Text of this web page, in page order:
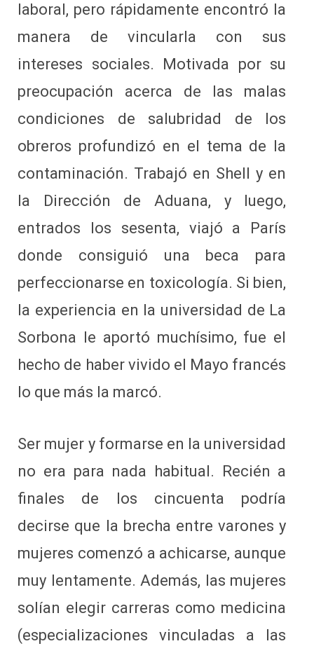
laboral, pero rápidamente encontró la
manera de vincularla con sus
intereses sociales. Motivada por su
preocupación acerca de las malas
condiciones de salubridad de los
obreros profundizó en el tema de la
contaminación. Trabajó en Shell y en
la Dirección de Aduana, y luego,
entrados los sesenta, viajó a París
donde consiguió una beca para
perfeccionarse en toxicología. Si bien,
la experiencia en la universidad de La
Sorbona le aportó muchísimo, fue el
hecho de haber vivido el Mayo francés
lo que más la marcó.
Ser mujer y formarse en la universidad
no era para nada habitual. Recién a
finales de los cincuenta podría
decirse que la brecha entre varones y
mujeres comenzó a achicarse, aunque
muy lentamente. Además, las mujeres
solían elegir carreras como medicina
(especializaciones vinculadas a las